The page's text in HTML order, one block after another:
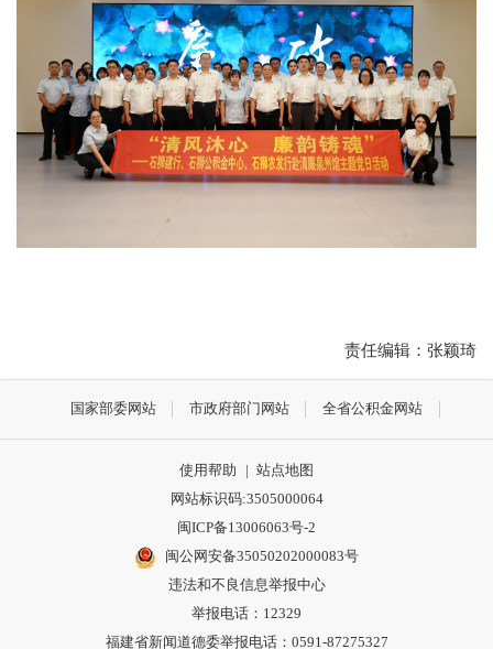
责任编辑：张颖琦
国家部委网站 市政府部门网站 全省公积金网站
使用帮助 | 站点地图
网站标识码:3505000064
闽ICP备13006063号-2
闽公网安备35050202000083号
违法和不良信息举报中心
举报电话：12329
福建省新闻道德委举报电话：0591-87275327